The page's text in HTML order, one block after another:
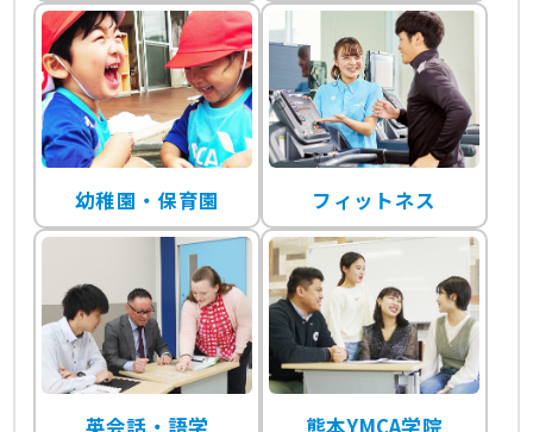
幼稚園・保育園 フィットネス
英会話・語学 熊本YMCA学院